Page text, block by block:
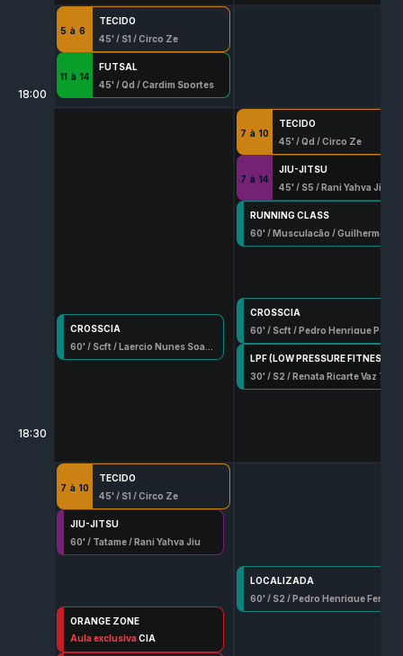
18:00
18:30
TECIDO
5 à 6
45' / S1 /Circo Ze
FUTSAL
11 à 14
45' /Qd /Cardim Sportes
CROSSCIA
60' / Scft /Laercio Nunes Soares
TECIDO
7 à 10
45' / S1 /Circo Ze
JIU-JITSU
60' / Tatame/Rani Yahya Jiu
ORANGE ZONE
60' /S2/Paulo Brito 14904 G/Df
Aula exclusivaCIA
TECIDO
7 à 10
45' /Qd /Circo Ze
JIU-JITSU
7 à 14
45' / S5 /Rani Yahya Jiu
RUNNING CLASS
60' /Musculação /Guilherme Ferreira Quermes
CROSSCIA
60' / Scft /Pedro Henrique Penna
LPF (LOW PRESSURE FITNES)
30' / S2 /Renata Ricarte Vaz 7802 G/Df
LOCALIZADA
60' / S2 /Pedro Henrique Ferreira